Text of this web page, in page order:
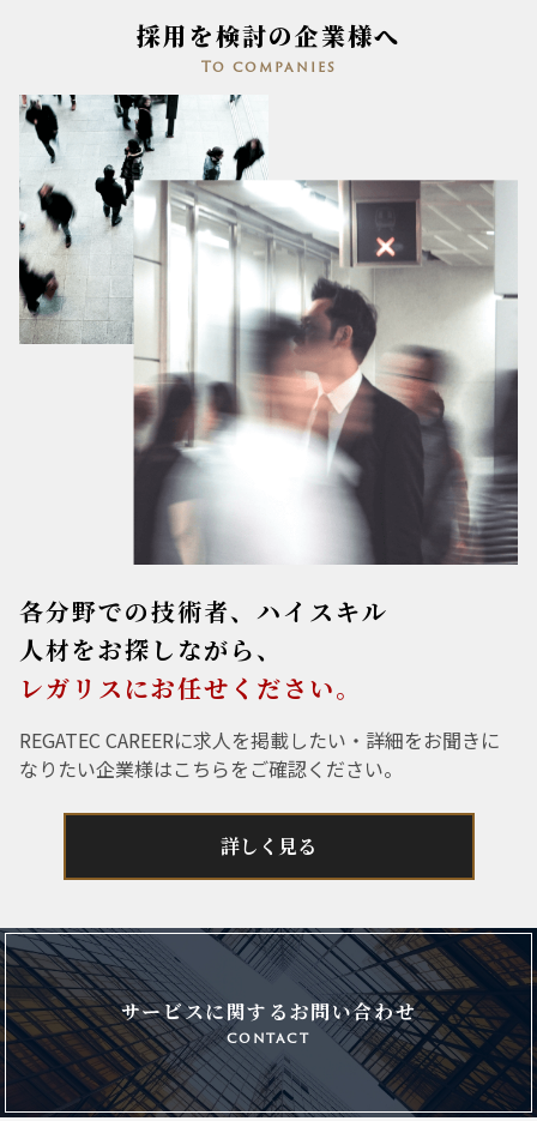
採用を検討の企業様へ
To companies
各分野での技術者、ハイスキル
人材をお探しながら、
レガリスにお任せください。
REGATEC CAREERに求人を掲載したい・詳細をお聞きに
なりたい企業様はこちらをご確認ください。
詳しく見る
サービスに関するお問い合わせ
contact